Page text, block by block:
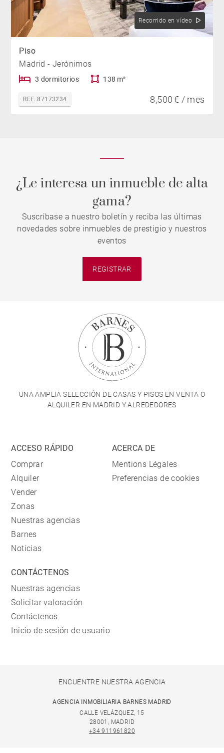
Recorrido en vídeo
Piso
Madrid - Jerónimos
3 dormitorios 138 m²
REF. 87173234 8,500 € / mes
¿Le interesa un inmueble de alta
gama?
Suscríbase a nuestro boletín y reciba las últimas
novedades sobre inmuebles de prestigio y nuestros
eventos
REGISTRAR
UNA AMPLIA SELECCIÓN DE CASAS Y PISOS EN VENTA O
ALQUILER EN MADRID Y ALREDEDORES
ACCESO RÁPIDO
Comprar
Alquiler
Vender
Zonas
Nuestras agencias
Barnes
Noticias
ACERCA DE
Mentions Légales
Preferencias de cookies
CONTÁCTENOS
Nuestras agencias
Solicitar valoración
Contáctenos
Inicio de sesión de usuario
ENCUENTRE NUESTRA AGENCIA
AGENCIA INMOBILIARIA BARNES MADRID
CALLE VELÁZQUEZ, 15
28001, MADRID
+34 911961820